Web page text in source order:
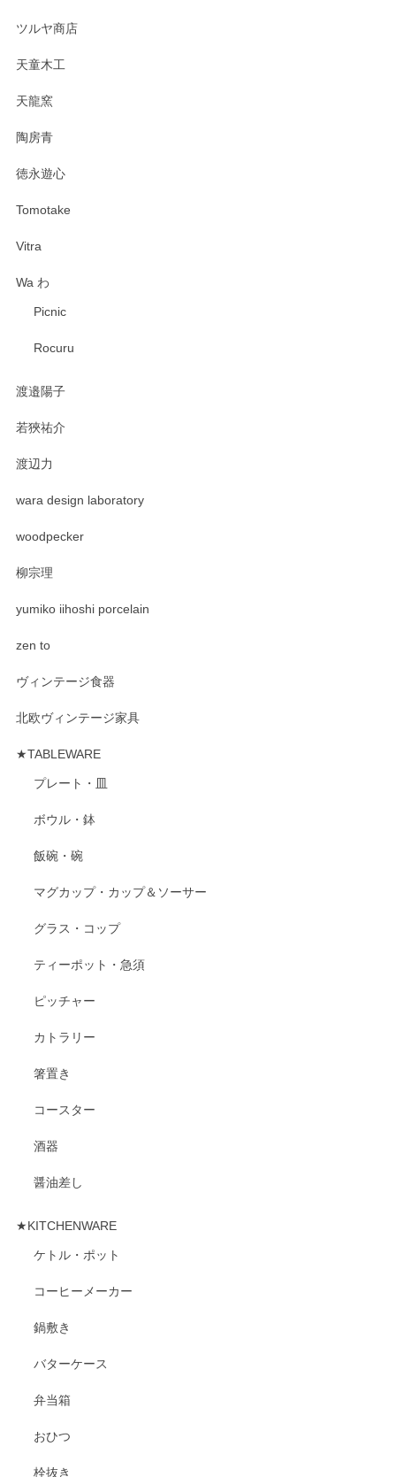
ツルヤ商店
天童木工
天龍窯
陶房青
徳永遊心
Tomotake
Vitra
Wa わ
Picnic
Rocuru
渡邉陽子
若狹祐介
渡辺力
wara design laboratory
woodpecker
柳宗理
yumiko iihoshi porcelain
zen to
ヴィンテージ食器
北欧ヴィンテージ家具
★TABLEWARE
プレート・皿
ボウル・鉢
飯碗・碗
マグカップ・カップ＆ソーサー
グラス・コップ
ティーポット・急須
ピッチャー
カトラリー
箸置き
コースター
酒器
醤油差し
★KITCHENWARE
ケトル・ポット
コーヒーメーカー
鍋敷き
バターケース
弁当箱
おひつ
栓抜き